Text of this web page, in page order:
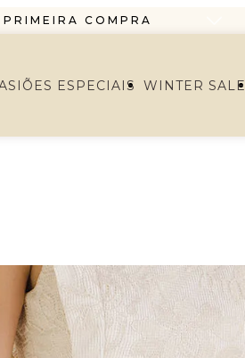
COMPRA
ESPECIAIS WINTER SALE